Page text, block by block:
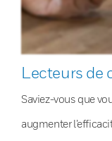
Lecteurs de
Saviez-vous que
augmenter